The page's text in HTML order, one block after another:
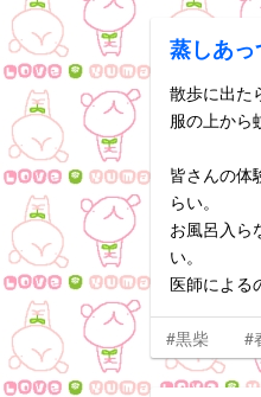
蒸しあ
散歩に出た
服の上から
皆さんの体
らい。
お風呂入ら
い。
医師による
#黒柴 #